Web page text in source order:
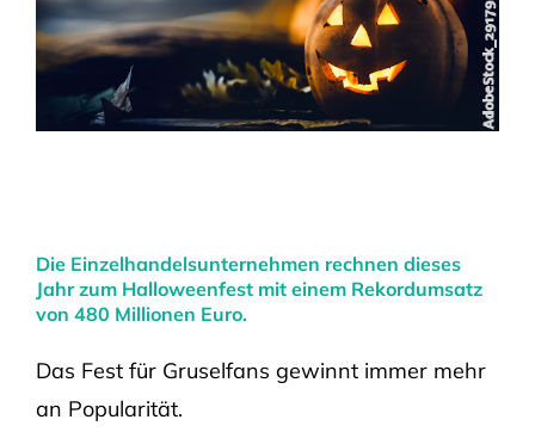
Die Einzelhandelsunternehmen rechnen dieses
Jahr zum Halloweenfest mit einem Rekordumsatz
von 480 Millionen Euro.
Das Fest für Gruselfans gewinnt immer mehr
an Popularität.